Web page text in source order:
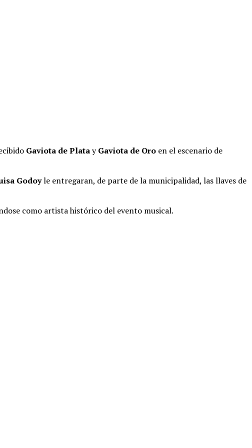
Gaviota de PlatayGaviota de Oro en el escenario de
Godoyle entregaran, de parte de la municipalidad, las llaves de
como artista histórico del evento musical.